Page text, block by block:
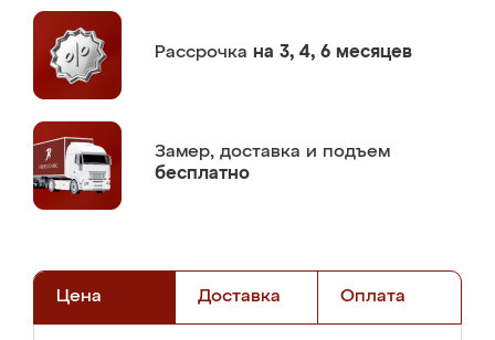
Рассрочка на 3, 4, 6 месяцев
Замер, доставка и подъем
бесплатно
Цена Доставка Оплата